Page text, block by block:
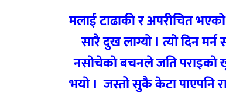
मलाई टाढाकी र अपरीचित
सारै दुख लाग्यो । त्यो दिन
नसाेचेकाे बचनले जति पराइकाे
भयाे । जस्तो सुकै केटा पाएपनि